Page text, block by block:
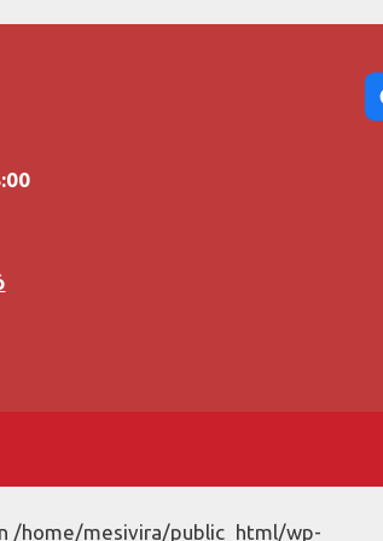
/home/mesivira/public_html/wp-